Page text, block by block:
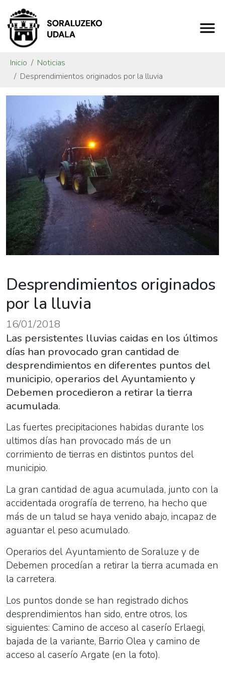
Inicio
Noticias
Desprendimientos originados por la lluvia
Desprendimientos originados
por la lluvia
16/01/2018
Las persistentes lluvias caidas en los últimos
días han provocado gran cantidad de
desprendimientos en diferentes puntos del
municipio, operarios del Ayuntamiento y
Debemen procedieron a retirar la tierra
acumulada.
Las fuertes precipitaciones habidas durante los
ultimos días han provocado más de un
corrimiento de tierras en distintos puntos del
municipio.
La gran cantidad de agua acumulada, junto con la
accidentada orografía de terreno, ha hecho que
más de un talud se haya venido abajo, incapaz de
aguantar el peso acumulado.
Operarios del Ayuntamiento de Soraluze y de
Debemen procedían a retirar la tierra acumada en
la carretera.
Los puntos donde se han registrado dichos
desprendimientos han sido, entre otros, los
siguientes: Camino de acceso al caserío Erlaegi,
bajada de la variante, Barrio Olea y camino de
acceso al caserío Argate (en la foto).